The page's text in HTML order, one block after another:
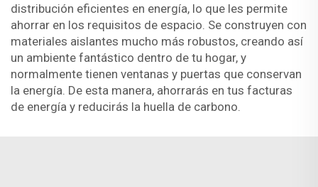
distribución eficientes en energía, lo que les permite
ahorrar en los requisitos de espacio. Se construyen con
materiales aislantes mucho más robustos, creando así
un ambiente fantástico dentro de tu hogar, y
normalmente tienen ventanas y puertas que conservan
la energía. De esta manera, ahorrarás en tus facturas
de energía y reducirás la huella de carbono.